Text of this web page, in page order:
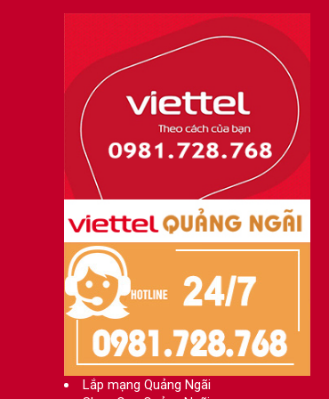
Lắp mạng Quảng Ngãi